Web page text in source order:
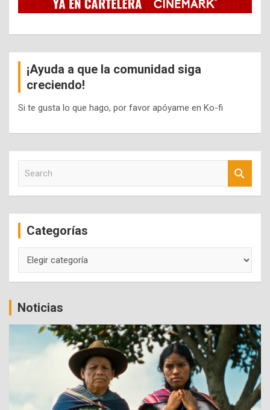
¡Ayuda a que la comunidad siga
creciendo!
Si te gusta lo que hago, por favor apóyame en Ko-fi
c
Categorías
Noticias